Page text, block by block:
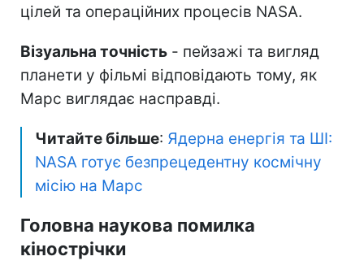
цілей та операційних процесів NASA.
Візуальна точність - пейзажі та вигляд
планети у фільмі відповідають тому, як
Марс виглядає насправді.
Читайте більше: Ядерна енергія та ШІ:
NASA готує безпрецедентну космічну
місію на Марс
Головна наукова помилка
кінострічки